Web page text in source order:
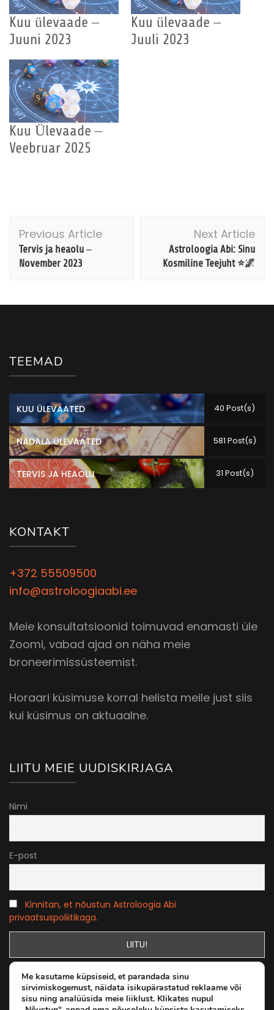
Kuu ülevaade –
Juuni 2023
Kuu ülevaade –
Juuli 2023
Kuu Ülevaade –
Veebruar 2025
Previous Article
Tervis ja heaolu –
November 2023
Next Article
Astroloogia Abi: Sinu
Kosmiline Teejuht ⭐🌌
TEEMAD
KUU ÜLEVAATED 40 Post(s)
NÄDALA ÜLEVAATED 581 Post(s)
TERVIS JA HEAOLU 31 Post(s)
KONTAKT
+372 55509500
info@astroloogiaabi.ee
Meie konsultatsioonid toimuvad enamasti üle
Zoomi, vabad ajad on näha meie
broneerimissüsteemist.
Horaari küsimuse korral helista meile just siis
kui küsimus on aktuaalne.
LIITU MEIE UUDISKIRJAGA
Nimi
E-post
Kinnitan, et nõustun Astroloogia Abi
privaatsuspoliitikaga.
Me kasutame küpsiseid, et parandada sinu
sirvimiskogemust, näidata isikupärastatud reklaame või
sisu ning analüüsida meie liiklust. Klikates nupul